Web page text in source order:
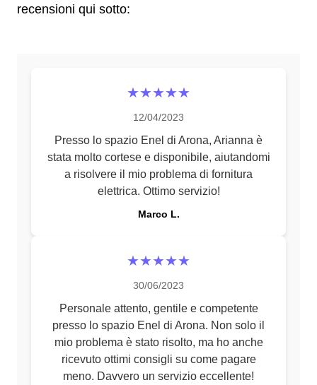
recensioni qui sotto:
★★★★★
12/04/2023
Presso lo spazio Enel di Arona, Arianna è
stata molto cortese e disponibile, aiutandomi
a risolvere il mio problema di fornitura
elettrica. Ottimo servizio!
Marco L.
★★★★★
30/06/2023
Personale attento, gentile e competente
presso lo spazio Enel di Arona. Non solo il
mio problema è stato risolto, ma ho anche
ricevuto ottimi consigli su come pagare
meno. Davvero un servizio eccellente!